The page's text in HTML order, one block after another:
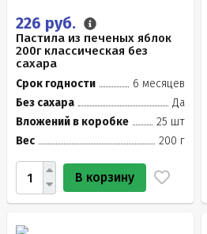
226 руб.
Пастила из печеных яблок
200г классическая без
сахара
Срок годности
6 месяцев
Без сахара
Да
Вложений в коробке
25 шт
Вес
200 г
В корзину